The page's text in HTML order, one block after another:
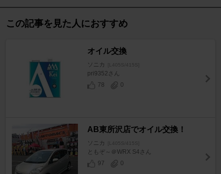
この記事を見た人におすすめ
オイル交換
ソニカ [L405S/415S]
pri9352さん
78
0
AB東所沢店でオイル交換！
ソニカ [L405S/415S]
ともぞ～＠WRX S4さん
97
0